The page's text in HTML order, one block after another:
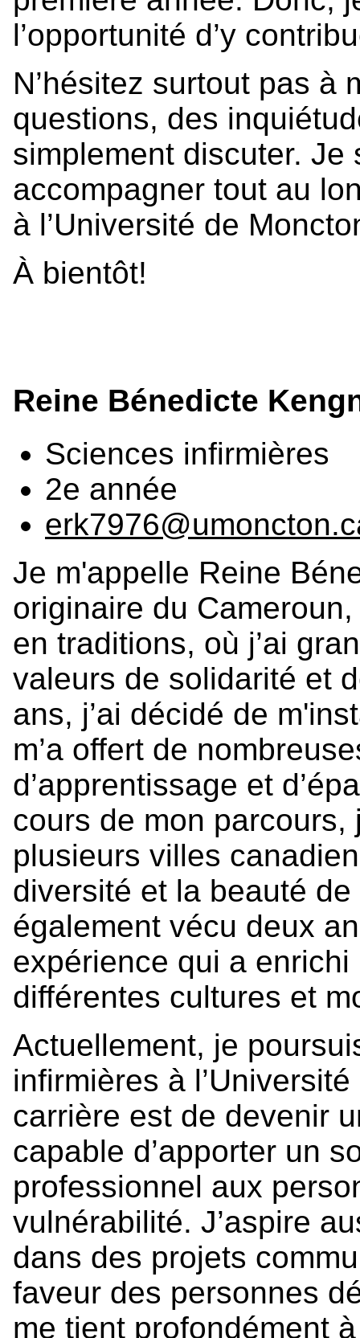
l’opportunité d’y
N’hésitez surtout pas à
questions, des
simplement discuter. Je
accompagner tout au
à l’Université de
À bientôt!
Reine Bénedicte
Sciences infirmières
2e année
Je m'appelle Reine
originaire du
en traditions, où j’ai
valeurs de solidarité et
ans, j’ai décidé de
m’a offert de
d’apprentissage et
cours de mon parcours,
plusieurs villes
diversité et la beauté de
également vécu deux
expérience qui a
différentes cultures et
Actuellement, je
infirmières à
carrière est de devenir
capable d’apporter un
professionnel aux
vulnérabilité. J’aspire
dans des projets
faveur des personnes
me tient profondément